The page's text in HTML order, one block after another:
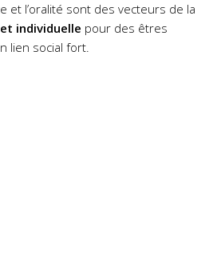
et l’oralité sont des vecteurs de la
individuelle pour des êtres
lien social fort.